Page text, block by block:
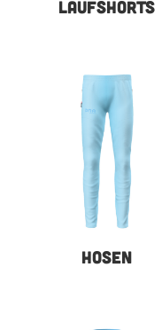
LAUFSHORTS
HOSEN